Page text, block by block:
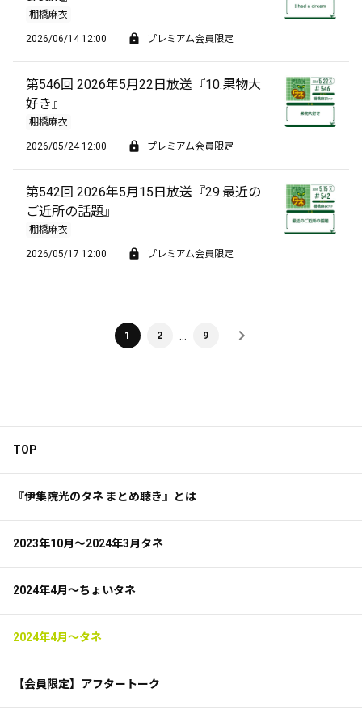
棚橋麻衣
2026/06/14 12:00 プレミアム会員限定
第546回 2026年5月22日放送『10.果物大
好き』
棚橋麻衣
2026/05/24 12:00 プレミアム会員限定
第542回 2026年5月15日放送『29.最近の
ご近所の話題』
棚橋麻衣
2026/05/17 12:00 プレミアム会員限定
1 2 9
TOP
『伊集院光のタネ まとめ聴き』とは
2023年10月～2024年3月タネ
2024年4月～ちょいタネ
2024年4月～タネ
【会員限定】アフタートーク